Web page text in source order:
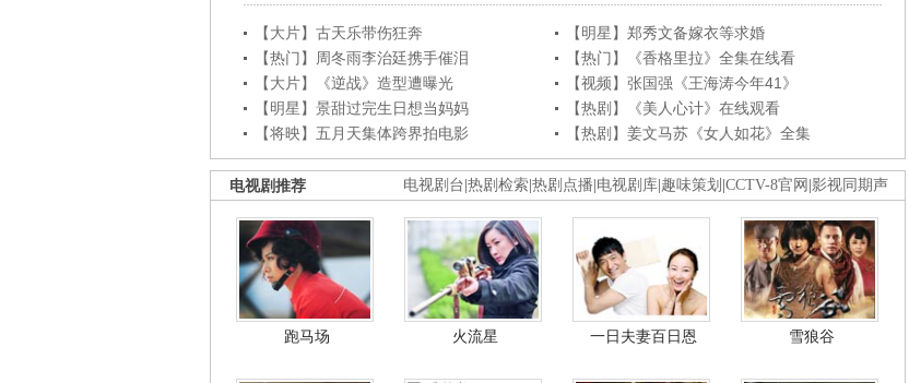
【大片】古天乐带伤狂奔
【明星】郑秀文备嫁衣等求婚
【热门】周冬雨李治廷携手催泪
【热门】《香格里拉》全集在线看
【大片】《逆战》造型遭曝光
【视频】张国强《王海涛今年41》
【明星】景甜过完生日想当妈妈
【热剧】《美人心计》在线观看
【将映】五月天集体跨界拍电影
【热剧】姜文马苏《女人如花》全集
电视剧台 热剧检索 热剧点播 电视剧库 趣味策划 CCTV-8官网 影视同期声
电视剧推荐
跑马场 火流星 一日夫妻百日恩 雪狼谷